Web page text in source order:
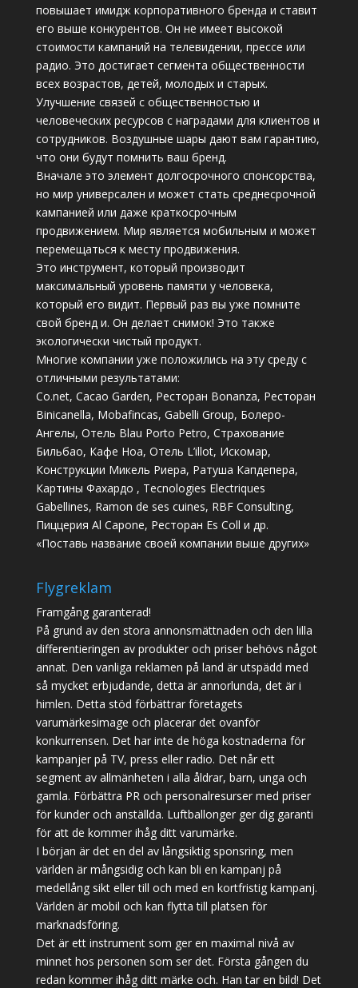
повышает имидж корпоративного бренда и ставит
его выше конкурентов. Он не имеет высокой
стоимости кампаний на телевидении, прессе или
радио. Это достигает сегмента общественности
всех возрастов, детей, молодых и старых.
Улучшение связей с общественностью и
человеческих ресурсов с наградами для клиентов и
сотрудников. Воздушные шары дают вам гарантию,
что они будут помнить ваш бренд.
Вначале это элемент долгосрочного спонсорства,
но мир универсален и может стать среднесрочной
кампанией или даже краткосрочным
продвижением. Мир является мобильным и может
перемещаться к месту продвижения.
Это инструмент, который производит
максимальный уровень памяти у человека,
который его видит. Первый раз вы уже помните
свой бренд и. Он делает снимок! Это также
экологически чистый продукт.
Многие компании уже положились на эту среду с
отличными результатами:
Co.net, Cacao Garden, Ресторан Bonanza, Ресторан
Binicanella, Mobafincas, Gabelli Group, Болеро-
Ангелы, Отель Blau Porto Petro, Страхование
Бильбао, Кафе Ноа, Отель L’illot, Искомар,
Конструкции Микель Риера, Ратуша Капдепера,
Картины Фахардо , Tecnologies Electriques
Gabellines, Ramon de ses cuines, RBF Consulting,
Пиццерия Al Capone, Ресторан Es Coll и др.
«Поставь название своей компании выше других»
Flygreklam
Framgång garanterad!
På grund av den stora annonsmättnaden och den lilla
differentieringen av produkter och priser behövs något
annat. Den vanliga reklamen på land är utspädd med
så mycket erbjudande, detta är annorlunda, det är i
himlen. Detta stöd förbättrar företagets
varumärkesimage och placerar det ovanför
konkurrensen. Det har inte de höga kostnaderna för
kampanjer på TV, press eller radio. Det når ett
segment av allmänheten i alla åldrar, barn, unga och
gamla. Förbättra PR och personalresurser med priser
för kunder och anställda. Luftballonger ger dig garanti
för att de kommer ihåg ditt varumärke.
I början är det en del av långsiktig sponsring, men
världen är mångsidig och kan bli en kampanj på
medellång sikt eller till och med en kortfristig kampanj.
Världen är mobil och kan flytta till platsen för
marknadsföring.
Det är ett instrument som ger en maximal nivå av
minnet hos personen som ser det. Första gången du
redan kommer ihåg ditt märke och. Han tar en bild! Det